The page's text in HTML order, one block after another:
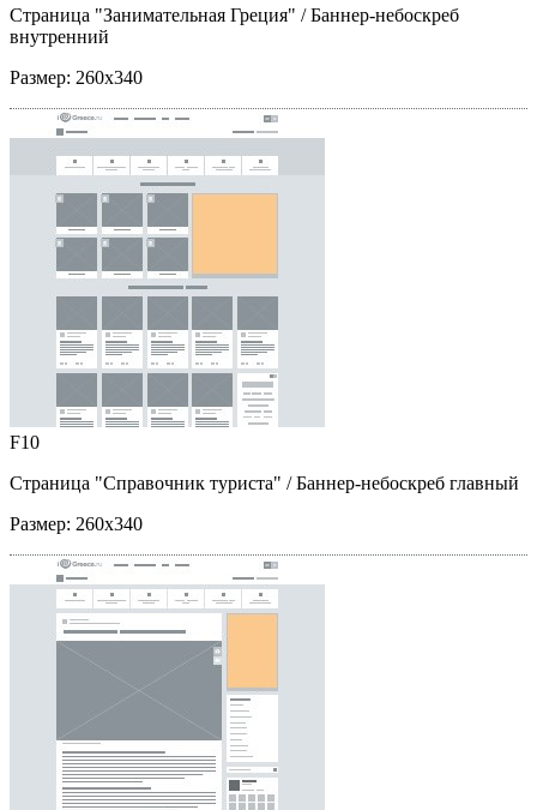
Страница "Занимательная Греция" / Баннер-небоскреб
внутренний
Размер: 260x340
F10
Страница "Справочник туриста" / Баннер-небоскреб главный
Размер: 260x340